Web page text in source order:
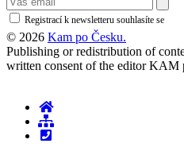
Registrací k newsletteru souhlasíte se
© 2026 Kam po Česku.
Publishing or redistribution of
written consent of the editor KAM